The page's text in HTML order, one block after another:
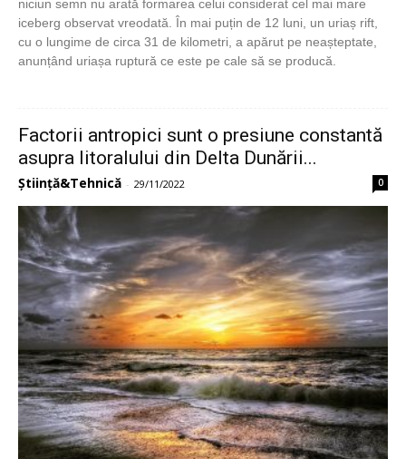
niciun semn nu arată formarea celui considerat cel mai mare
iceberg observat vreodată. În mai puțin de 12 luni, un uriaș rift,
cu o lungime de circa 31 de kilometri, a apărut pe neașteptate,
anunțând uriașa ruptură ce este pe cale să se producă.
Factorii antropici sunt o presiune constantă
asupra litoralului din Delta Dunării...
Știință&Tehnică - 29/11/2022 0